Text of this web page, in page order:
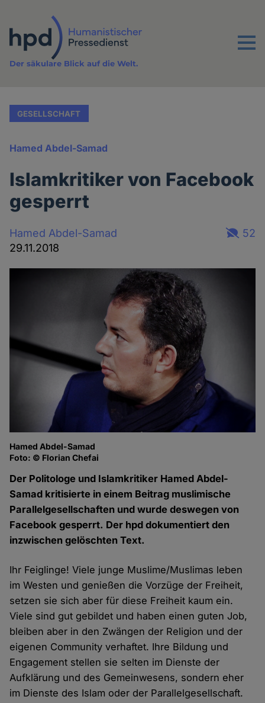
Inhalt
Menu
Der säkulare Blick auf die Welt.
GESELLSCHAFT
Hamed Abdel-Samad
Islamkritiker von Facebook
gesperrt
Hamed Abdel-Samad
29.11.2018
52
Hamed Abdel-Samad
Foto: © Florian Chefai
Der Politologe und Islamkritiker Hamed Abdel-
Samad kritisierte in einem Beitrag muslimische
Parallelgesellschaften und wurde deswegen von
Facebook gesperrt. Der hpd dokumentiert den
inzwischen gelöschten Text.
Ihr Feiglinge! Viele junge Muslime/Muslimas leben
im Westen und genießen die Vorzüge der Freiheit,
setzen sie sich aber für diese Freiheit kaum ein.
Viele sind gut gebildet und haben einen guten Job,
bleiben aber in den Zwängen der Religion und der
eigenen Community verhaftet. Ihre Bildung und
Engagement stellen sie selten im Dienste der
Aufklärung und des Gemeinwesens, sondern eher
im Dienste des Islam oder der Parallelgesellschaft.